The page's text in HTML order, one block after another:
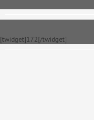
[twidget]172[/twidget]